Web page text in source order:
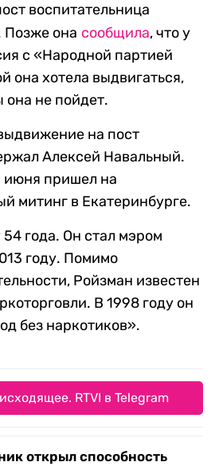
воспитательница
Позже она сообщила, что у
с «Народной партией
она хотела выдвигаться,
она не пойдет.
на пост
Алексей Навальный.
июня пришел на
митинг в Екатеринбурге.
года. Он стал мэром
году. Помимо
Ройзман известен
В 1998 году он
без наркотиков».
RTVI в Telegram
открыл способность